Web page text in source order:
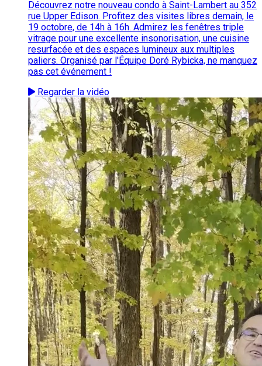
Découvrez notre nouveau condo à Saint-Lambert au 352
rue Upper Edison. Profitez des visites libres demain, le
19 octobre, de 14h à 16h. Admirez les fenêtres triple
vitrage pour une excellente insonorisation, une cuisine
resurfacée et des espaces lumineux aux multiples
paliers. Organisé par l'Équipe Doré Rybicka, ne manquez
pas cet événement !
Regarder la vidéo